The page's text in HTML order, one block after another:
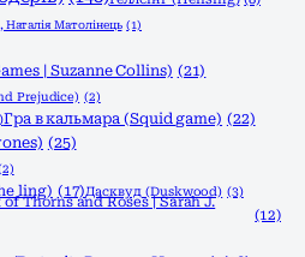
Наталія Матолінець (1)
| Suzanne Collins) (21)
Prejudice) (2)
Гра в кальмара (Squid game) (22)
(25)
ling) (17)Дасквуд (Duskwood) (3)
Thorns and Roses | Sarah J.
(12)